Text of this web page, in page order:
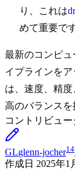
り、これは
めて重要です
最新のコンピ
イプラインを
は、速度、精
高のバランスを
コントリビュー
GLglenn-jocher14
作成日 2025年1